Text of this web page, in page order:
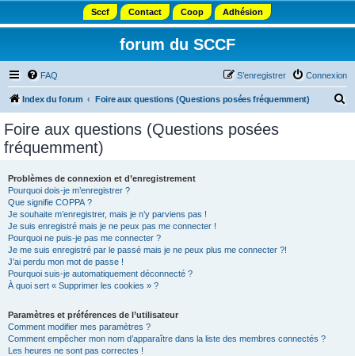
Sccf Contact Coop Adhésion
forum du SCCF
FAQ Connexion
S’enregistrer
Index du forum Foire aux questions (Questions posées fréquemment)
Foire aux questions (Questions posées
fréquemment)
Problèmes de connexion et d’enregistrement
Pourquoi dois-je m’enregistrer ?
Que signifie COPPA ?
Je souhaite m’enregistrer, mais je n’y parviens pas !
Je suis enregistré mais je ne peux pas me connecter !
Pourquoi ne puis-je pas me connecter ?
Je me suis enregistré par le passé mais je ne peux plus me connecter ?!
J’ai perdu mon mot de passe !
Pourquoi suis-je automatiquement déconnecté ?
À quoi sert « Supprimer les cookies » ?
Paramètres et préférences de l’utilisateur
Comment modifier mes paramètres ?
Comment empêcher mon nom d’apparaître dans la liste des membres connectés ?
Les heures ne sont pas correctes !